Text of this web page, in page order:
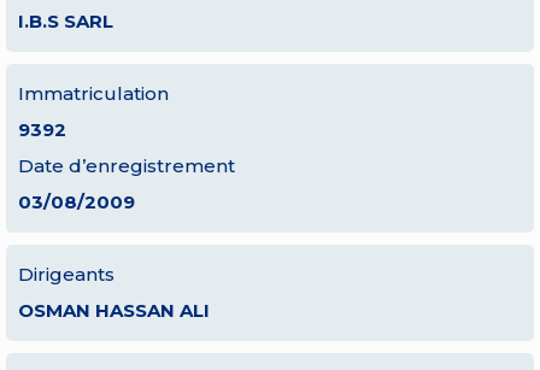
I.B.S SARL
Immatriculation
9392
Date d’enregistrement
03/08/2009
Dirigeants
OSMAN HASSAN ALI